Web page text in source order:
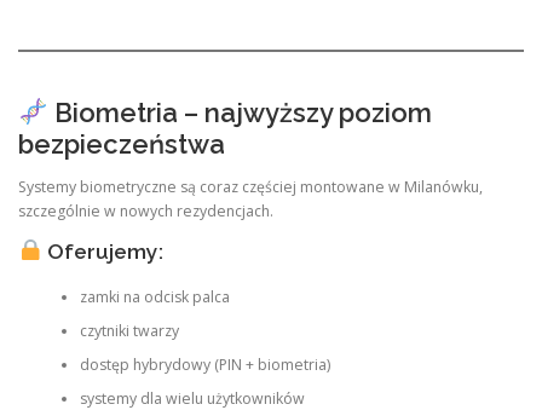
Biometria – najwyższy poziom
bezpieczeństwa
Systemy biometryczne są coraz częściej montowane w Milanówku,
szczególnie w nowych rezydencjach.
Oferujemy:
zamki na odcisk palca
czytniki twarzy
dostęp hybrydowy (PIN + biometria)
systemy dla wielu użytkowników